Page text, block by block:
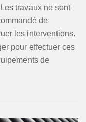
travaux ne sont
de
les interventions.
pour effectuer ces
de